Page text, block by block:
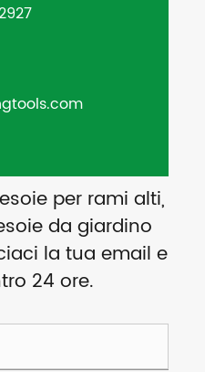
per rami alti,
da giardino
la tua email e
24 ore.